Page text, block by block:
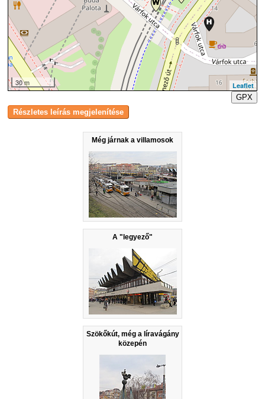
Még járnak a villamosok
A "legyező"
Szökőkút, még a líravágány
közepén
30 m
Leaflet
GPX